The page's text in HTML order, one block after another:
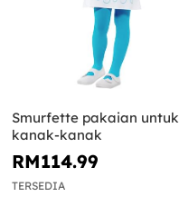
Smurfette pakaian untuk
kanak-kanak
RM114.99
TERSEDIA